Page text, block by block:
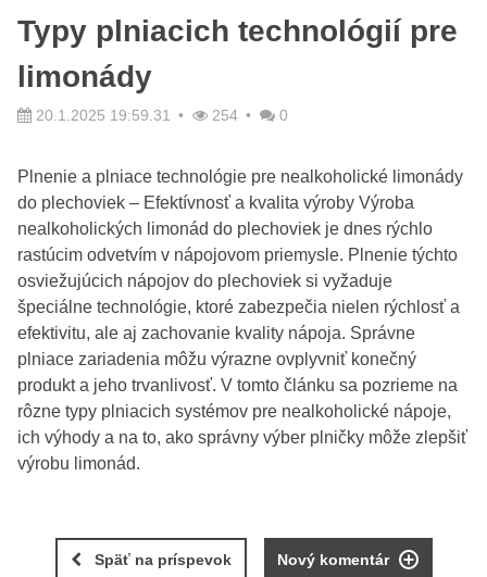
Typy plniacich technológií pre
limonády
20.1.2025 19:59.31 254 0
Plnenie a plniace technológie pre nealkoholické limonády
do plechoviek – Efektívnosť a kvalita výroby Výroba
nealkoholických limonád do plechoviek je dnes rýchlo
rastúcim odvetvím v nápojovom priemysle. Plnenie týchto
osviežujúcich nápojov do plechoviek si vyžaduje
špeciálne technológie, ktoré zabezpečia nielen rýchlosť a
efektivitu, ale aj zachovanie kvality nápoja. Správne
plniace zariadenia môžu výrazne ovplyvniť konečný
produkt a jeho trvanlivosť. V tomto článku sa pozrieme na
rôzne typy plniacich systémov pre nealkoholické nápoje,
ich výhody a na to, ako správny výber plničky môže zlepšiť
výrobu limonád.
Späť na príspevok Nový komentár